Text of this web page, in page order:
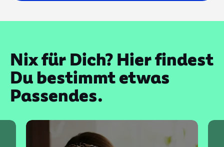
Nix für Dich? Hier findest
Du bestimmt etwas
Passendes.